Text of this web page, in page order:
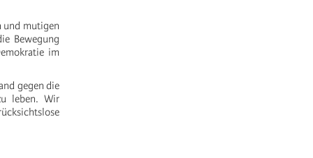
und mutigen
Bewegung
im
gegen die
leben. Wir